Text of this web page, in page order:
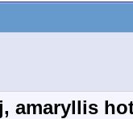
amaryllis